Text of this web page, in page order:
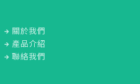
關於我們
產品介紹
聯絡我們